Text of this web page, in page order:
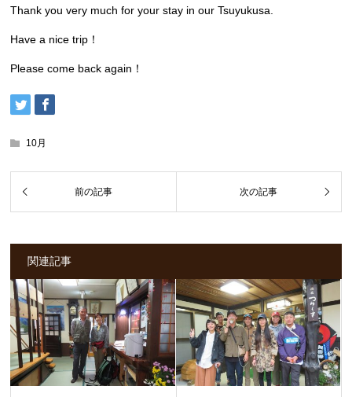
Thank you very much for your stay in our Tsuyukusa.
Have a nice trip！
Please come back again！
10月
関連記事